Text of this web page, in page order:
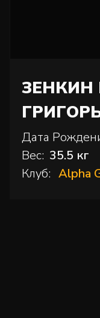
ЗЕНКИН
Дата
Вес: 35.5 кг
Клуб: Alpha